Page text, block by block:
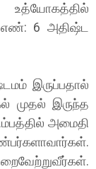
உத்யோகத்தில்
எண்: 6 அதிஷ்ட
இருப்பதால்
முதல் இருந்த
அமைதி